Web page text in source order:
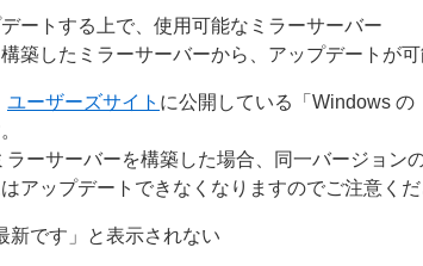
ートする上で、使用可能なミラーサーバー
築したミラーサーバーから、アップデートが
ユーザーズサイト に公開している「Windows の
ーサーバーを構築した場合、同一バージョン
アップデートできなくなりますのでご注意くだ
新です」と表示されない